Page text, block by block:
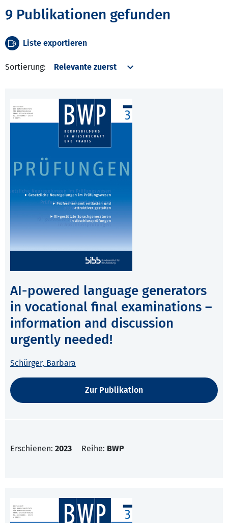
9 Publikationen gefunden
Liste exportieren
Sortierung:
AI-powered language generators
in vocational final examinations –
information and discussion
urgently needed!
Schürger, Barbara
Zur Publikation
Erschienen: 2023 Reihe: BWP